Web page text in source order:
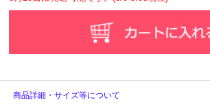
商品詳細・サイズ等について